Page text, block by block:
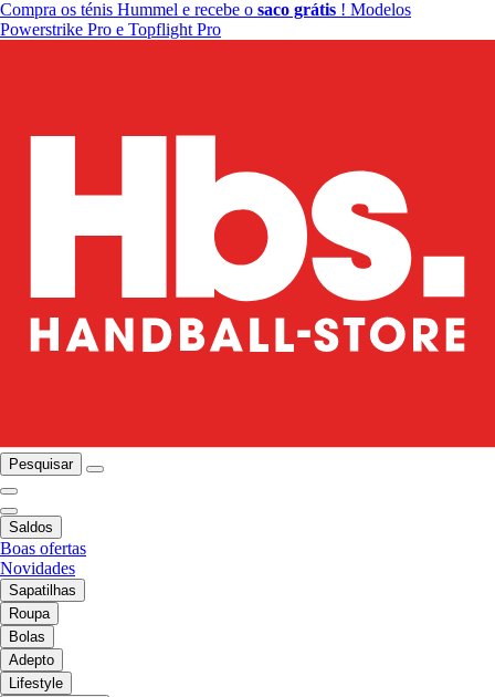
Compra os ténis Hummel e recebe o saco grátis ! Modelos
Powerstrike Pro e Topflight Pro
Pesquisar
Saldos
Boas ofertas
Novidades
Sapatilhas
Roupa
Bolas
Adepto
Lifestyle